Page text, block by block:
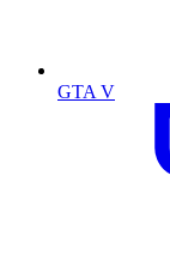
GTA V